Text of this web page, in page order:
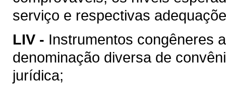
serviço e respectivas
LIV - Instrumentos congêneres
denominação diversa de
jurídica;